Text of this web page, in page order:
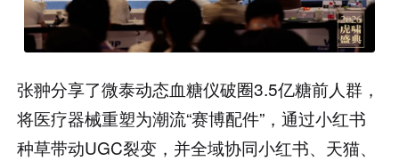
张翀分享了微泰动态血糖仪破圈3.5亿糖前人群，
将医疗器械重塑为潮流“赛博配件”，通过小红书
种草带动UGC裂变，并全域协同小红书、天猫、